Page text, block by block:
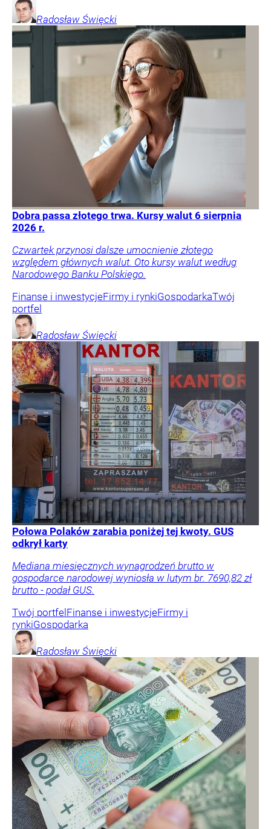
Radosław Święcki
Dobra passa złotego trwa. Kursy walut 6 sierpnia
2026 r.
Czwartek przynosi dalsze umocnienie złotego
względem głównych walut. Oto kursy walut według
Narodowego Banku Polskiego.
Finanse i inwestycjeFirmy i rynkiGospodarkaTwój
portfel
Radosław Święcki
Połowa Polaków zarabia poniżej tej kwoty. GUS
odkrył karty
Mediana miesięcznych wynagrodzeń brutto w
gospodarce narodowej wyniosła w lutym br. 7690,82 zł
brutto - podał GUS.
Twój portfel Finanse i inwestycjeFirmy i
rynkiGospodarka
Radosław Święcki